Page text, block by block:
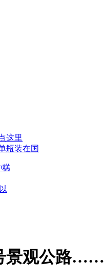
这里
瓶装在国
糕
景观公路……